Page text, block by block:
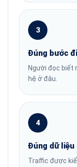
3
Đúng bước
Người đọc biết
hệ ở đâu.
4
Đúng dữ liệu
Traffic được